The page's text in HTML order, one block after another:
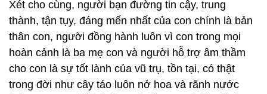
Xét cho cùng, người bạn đường tin cậy, trung
thành, tận tụy, đáng mến nhất của con chính là bản
thân con, người đồng hành luôn vì con trong mọi
hoàn cảnh là ba mẹ con và người hỗ trợ âm thầm
cho con là sự tốt lành của vũ trụ, tồn tại, có thật
trong đời như cây táo luôn nở hoa và rãnh nước